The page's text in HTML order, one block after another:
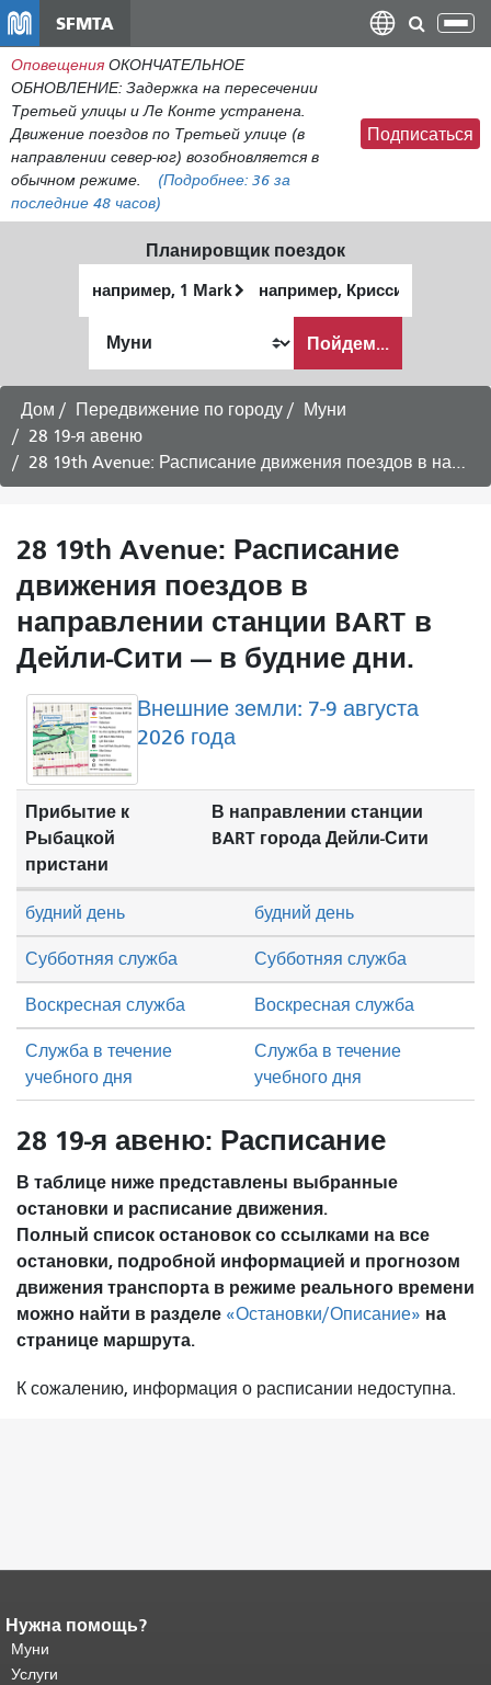
содержанию
SFMTA
Оповещения ОКОНЧАТЕЛЬНОЕ
ОБНОВЛЕНИЕ: Задержка на пересечении
Третьей улицы и Ле Конте устранена.
Движение поездов по Третьей улице (в
направлении север-юг) возобновляется в
обычном режиме.
(Подробнее: 36 за
последние 48 часов)
Подписаться
Планировщик поездок
местоположение
окончания
хочу
путешествовать
Пойдем...
Дом Передвижение по городу
Муни
28 19-я авеню
28 19th Avenue: Расписание движения поездов в направлении станции BART города Дейли-Сити - 14 августа 2026 г.
28 19th Avenue: Расписание
движения поездов в
направлении станции BART в
Дейли-Сити — в будние дни.
Внешние земли: 7-9 августа
2026 года
Прибытие к
Рыбацкой
пристани
В направлении станции
BART города Дейли-Сити
Субботняя служба Субботняя служба
Воскресная служба Воскресная служба
будний день будний день
Служба в течение
учебного дня
Служба в течение
учебного дня
28 19-я авеню: Расписание
В таблице ниже представлены выбранные
остановки и расписание движения.
Полный список остановок со ссылками на все
остановки, подробной информацией и прогнозом
движения транспорта в режиме реального времени
можно найти в разделе «Остановки/Описание» на
странице маршрута.
К сожалению, информация о расписании недоступна.
Конец содержимого
страницы.
страницы повторяется на каждой
Нужна помощь?
Муни
Услуги